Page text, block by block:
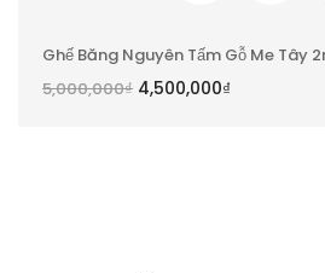
Ghế Băng Nguyên Tấm Gỗ Me Tây
5,000,000₫ 4,500,000₫